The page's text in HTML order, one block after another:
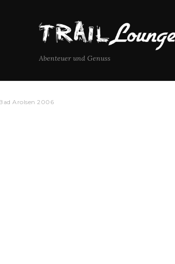
Abenteuer und Genuss
Arolsen 2006